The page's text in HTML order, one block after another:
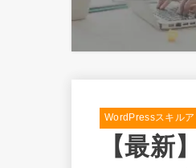
WordPressスキル
【最新